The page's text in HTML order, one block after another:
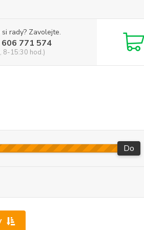
rady? Zavolejte.
771 574
8-15:30 hod.)
Do